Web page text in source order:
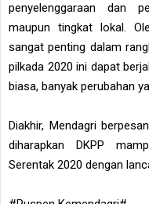
penyelenggaraan dan
maupun tingkat lokal.
sangat penting dalam
pilkada 2020 ini dapat
biasa, banyak perubahan
Diakhir, Mendagri
diharapkan DKPP
Serentak 2020 dengan